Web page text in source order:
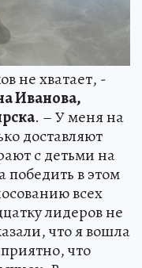
не хватает, -
Иванова,
. – У меня на
доставляют
с детьми на
победить в этом
всех
лидеров не
что я вошла
что